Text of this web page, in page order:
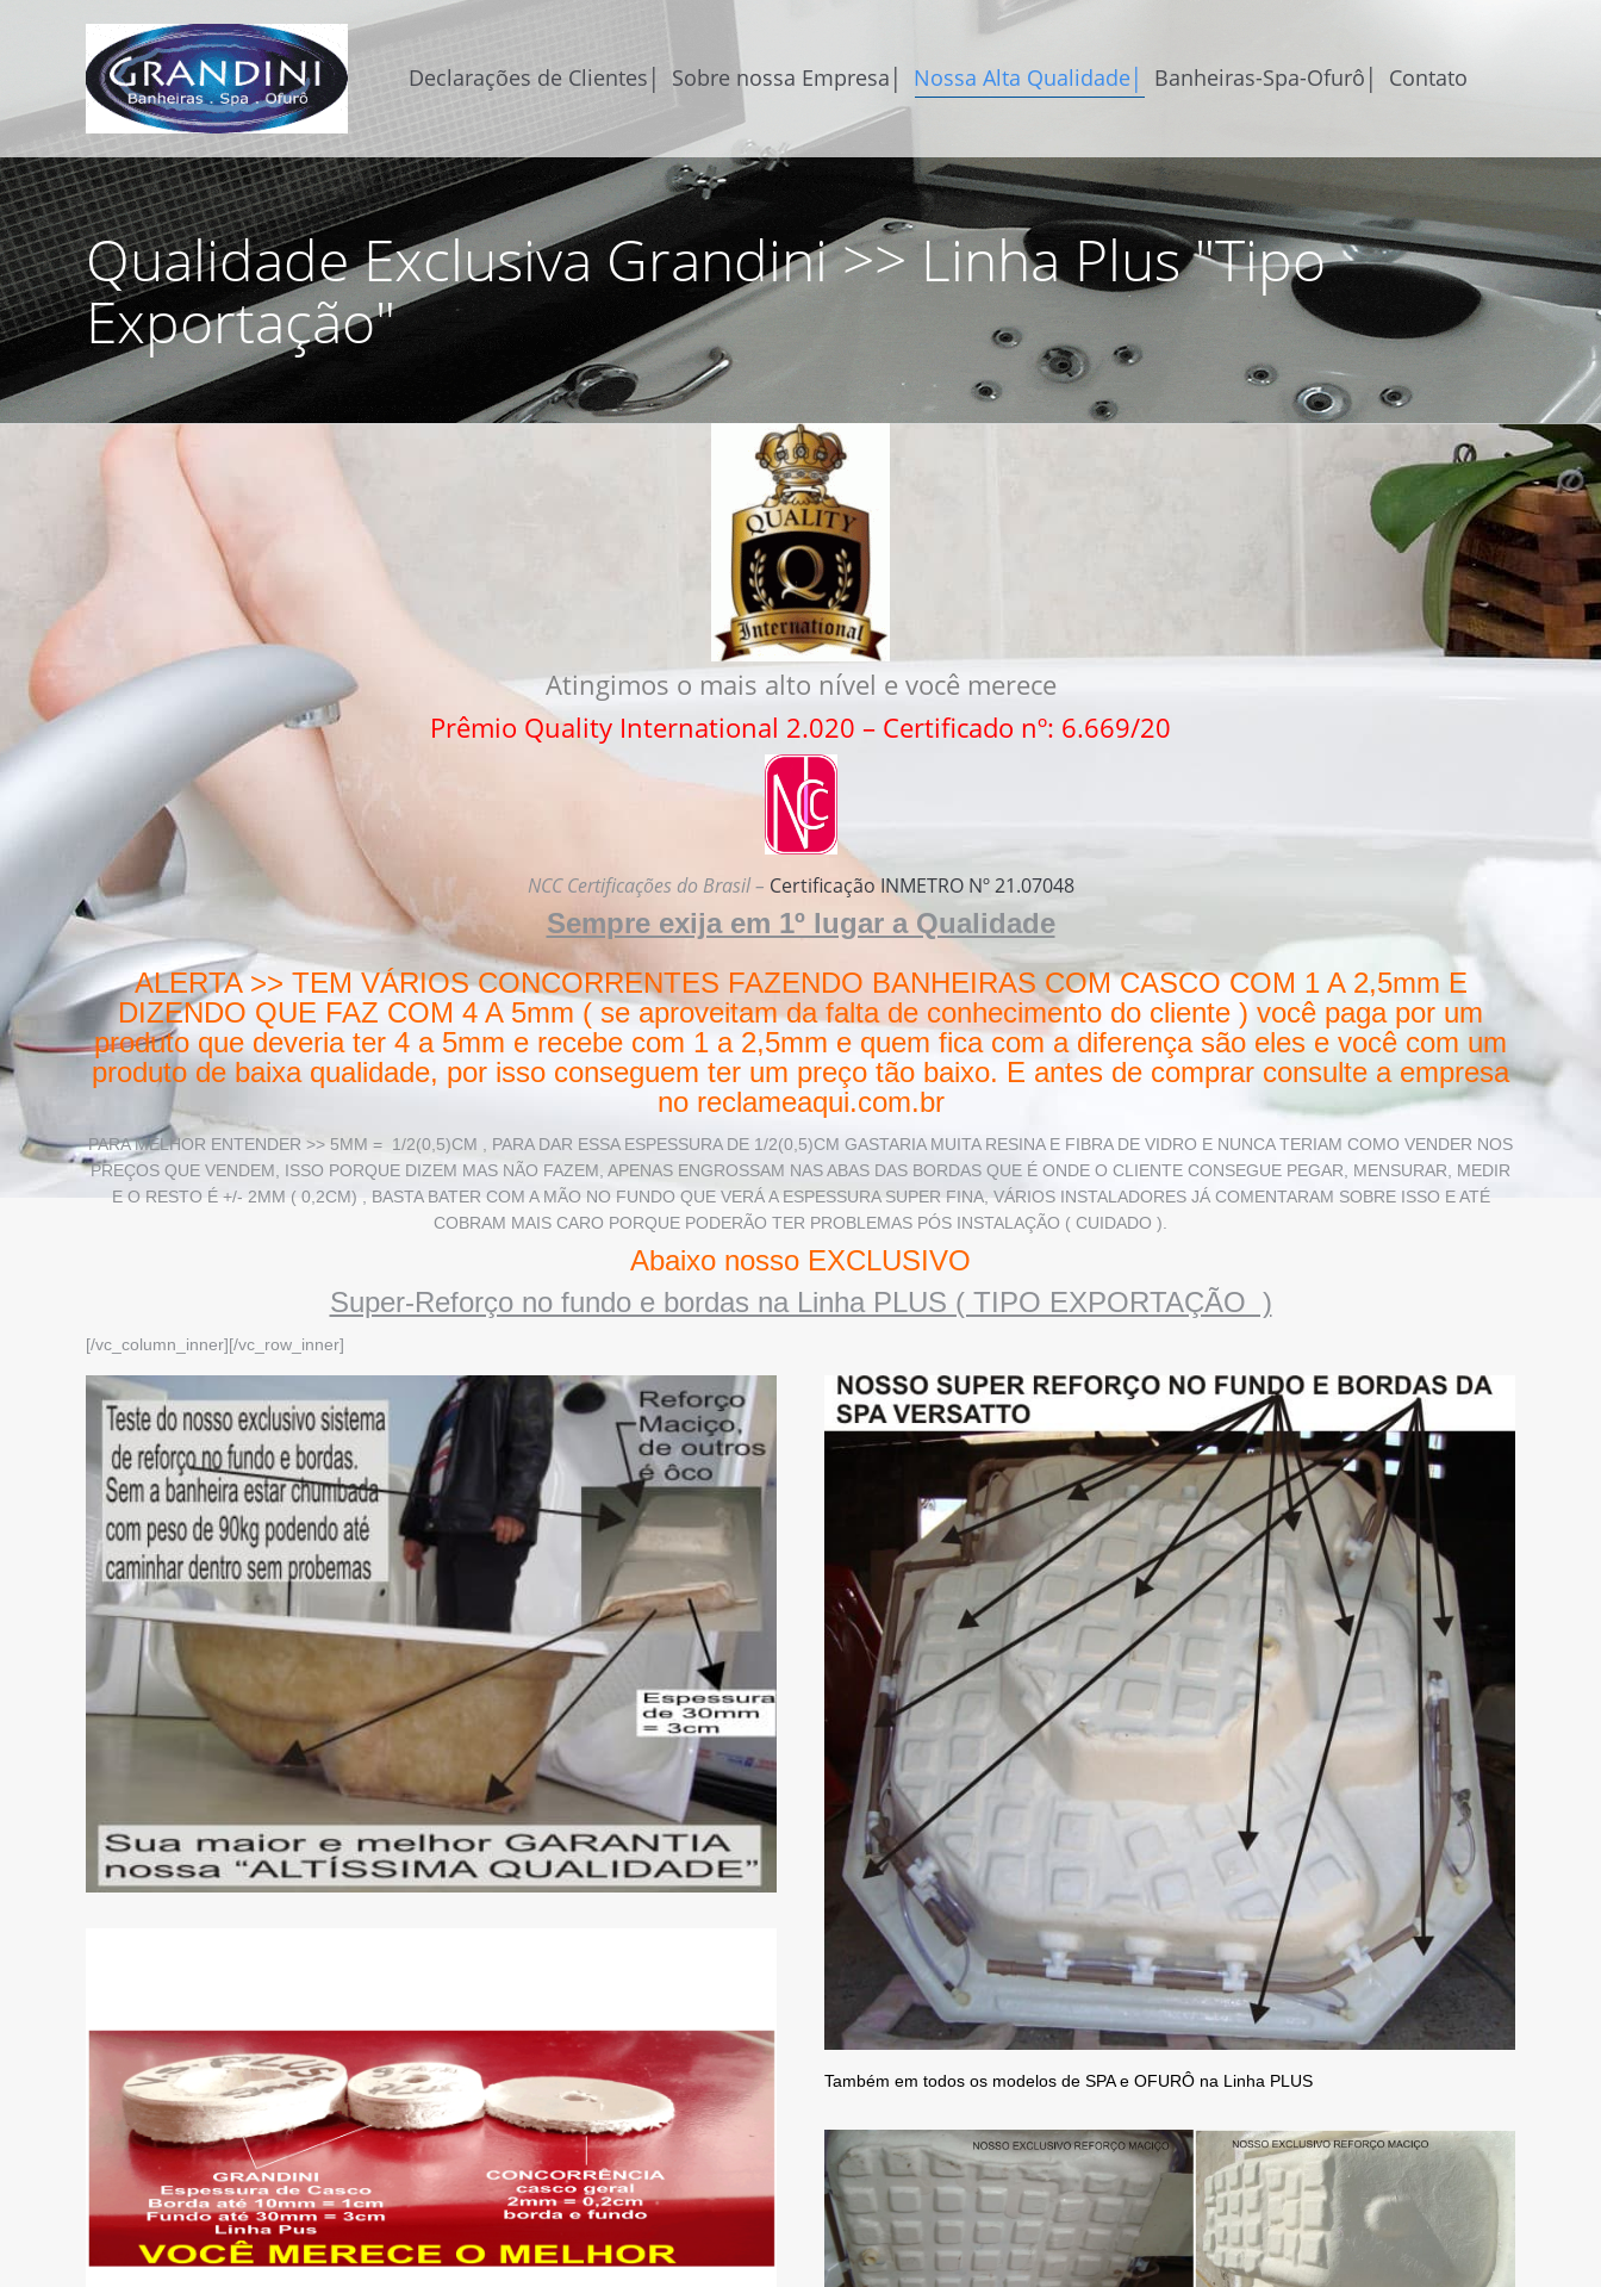
Declarações de Clientes│ Sobre nossa Empresa│ Nossa Alta Qualidade│ Banheiras-Spa-Ofurô│ Contato
Qualidade Exclusiva Grandini >> Linha Plus "Tipo
Exportação"
Atingimos o mais alto nível e você merece
Prêmio Quality International 2.020 – Certificado nº: 6.669/20
NCC Certificações do Brasil – Certificação INMETRO Nº 21.07048
Sempre exija em 1º lugar a Qualidade
ALERTA >> TEM VÁRIOS CONCORRENTES FAZENDO BANHEIRAS COM CASCO COM 1 A 2,5mm E
DIZENDO QUE FAZ COM 4 A 5mm ( se aproveitam da falta de conhecimento do cliente ) você paga por um
produto que deveria ter 4 a 5mm e recebe com 1 a 2,5mm e quem fica com a diferença são eles e você com um
produto de baixa qualidade, por isso conseguem ter um preço tão baixo. E antes de comprar consulte a empresa
no reclameaqui.com.br
PARA MELHOR ENTENDER >> 5MM = 1/2(0,5)CM , PARA DAR ESSA ESPESSURA DE 1/2(0,5)CM GASTARIA MUITA RESINA E FIBRA DE VIDRO E NUNCA TERIAM COMO VENDER NOS
PREÇOS QUE VENDEM, ISSO PORQUE DIZEM MAS NÃO FAZEM, APENAS ENGROSSAM NAS ABAS DAS BORDAS QUE É ONDE O CLIENTE CONSEGUE PEGAR, MENSURAR, MEDIR
E O RESTO É +/- 2MM ( 0,2CM) , BASTA BATER COM A MÃO NO FUNDO QUE VERÁ A ESPESSURA SUPER FINA, VÁRIOS INSTALADORES JÁ COMENTARAM SOBRE ISSO E ATÉ
COBRAM MAIS CARO PORQUE PODERÃO TER PROBLEMAS PÓS INSTALAÇÃO ( CUIDADO ).
Abaixo nosso EXCLUSIVO
Super-Reforço no fundo e bordas na Linha PLUS ( TIPO EXPORTAÇÃO )
[/vc_column_inner][/vc_row_inner]
Também em todos os modelos de SPA e OFURÔ na Linha PLUS